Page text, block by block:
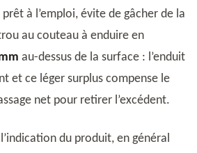
à l’emploi, évite de gâcher de la
au couteau à enduire en
au-dessus de la surface : l’enduit
et ce léger surplus compense le
net pour retirer l’excédent.
du produit, en général